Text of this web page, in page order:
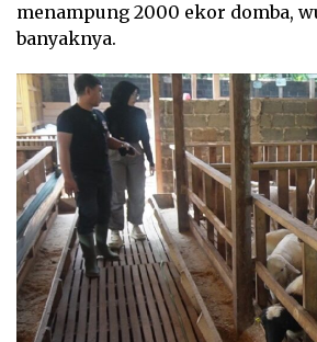
menampung 2000 ekor domba,
banyaknya.